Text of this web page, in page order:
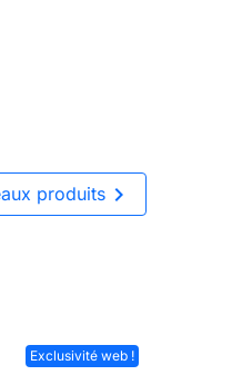
produits
Exclusivité web !